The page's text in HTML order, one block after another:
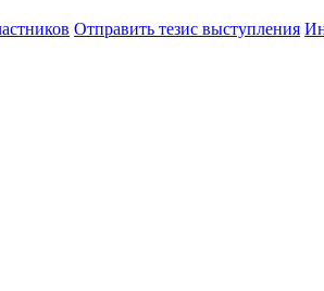
Отправить тезис выступления